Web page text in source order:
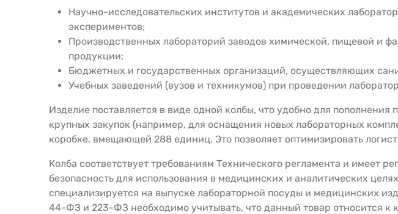
Научно-исследовательских институтов и академических
экспериментов;
Производственных лабораторий заводов химической, пищевой и
продукции;
Бюджетных и государственных организаций, осуществляющих
Учебных заведений (вузов и техникумов) при проведении
Изделие поставляется в виде одной колбы, что удобно для
крупных закупок (например, для оснащения новых лабораторных
коробке, вмещающей 288 единиц. Это позволяет оптимизировать
Колба соответствует требованиям Технического регламента и имеет
безопасность для использования в медицинских и аналитических
специализируется на выпуске лабораторной посуды и медицинских
44-ФЗ и 223-ФЗ необходимо учитывать, что данный товар относится к